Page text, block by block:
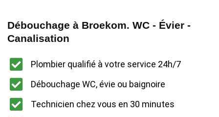
Débouchage à Broekom. WC - Évier -
Canalisation
Plombier qualifié à votre service 24h/7
Débouchage WC, évie ou baignoire
Technicien chez vous en 30 minutes